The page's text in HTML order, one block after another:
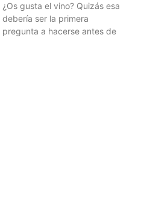
¿Os gusta el vino? Quizás esa
debería ser la primera
pregunta a hacerse antes de